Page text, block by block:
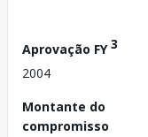
Aprovação FY3
2004
Montante do
compromisso